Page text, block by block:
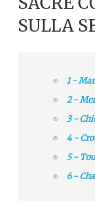
SULLA
1 -
2 -
3 -
4 -
5 -
6 -